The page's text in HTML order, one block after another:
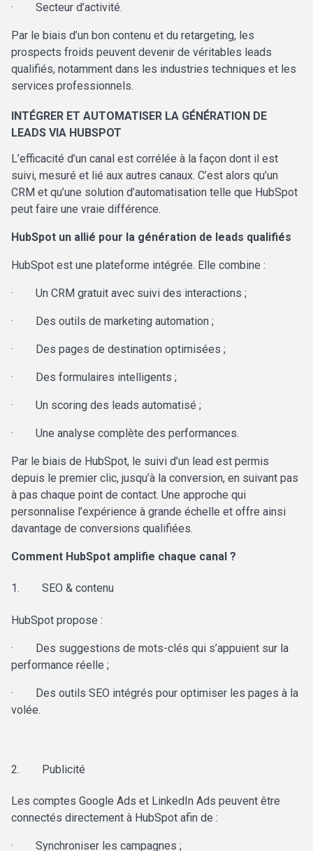
· Secteur d’activité.
Par le biais d’un bon contenu et du retargeting, les
prospects froids peuvent devenir de véritables leads
qualifiés, notamment dans les industries techniques et les
services professionnels.
INTÉGRER ET AUTOMATISER LA GÉNÉRATION DE
LEADS VIA HUBSPOT
L’efficacité d’un canal est corrélée à la façon dont il est
suivi, mesuré et lié aux autres canaux. C’est alors qu’un
CRM et qu’une solution d’automatisation telle que HubSpot
peut faire une vraie différence.
HubSpot un allié pour la génération de leads qualifiés
HubSpot est une plateforme intégrée. Elle combine :
· Un CRM gratuit avec suivi des interactions ;
· Des outils de marketing automation ;
· Des pages de destination optimisées ;
· Des formulaires intelligents ;
· Un scoring des leads automatisé ;
· Une analyse complète des performances.
Par le biais de HubSpot, le suivi d’un lead est permis
depuis le premier clic, jusqu’à la conversion, en suivant pas
à pas chaque point de contact. Une approche qui
personnalise l’expérience à grande échelle et offre ainsi
davantage de conversions qualifiées.
Comment HubSpot amplifie chaque canal ?
1. SEO & contenu
HubSpot propose :
· Des suggestions de mots-clés qui s’appuient sur la
performance réelle ;
· Des outils SEO intégrés pour optimiser les pages à la
volée.
2. Publicité
Les comptes Google Ads et LinkedIn Ads peuvent être
connectés directement à HubSpot afin de :
· Synchroniser les campagnes ;